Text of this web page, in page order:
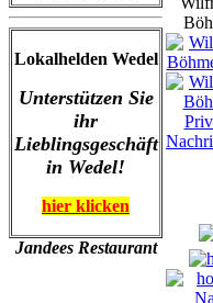
Lokalhelden Wedel
Unterstützen Sie
ihr
Lieblingsgeschäft
in Wedel!
hier klicken
Jandees Restaurant